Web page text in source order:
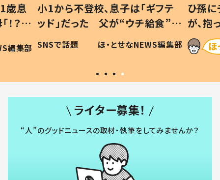
歳息
？」
編集部
小1から不登校、息子は「ギフテ
ッド」だった 父が“ウチ給食”を
作り続ける理由とは #令和の親
#令和の子
SNSで話題 ほ・とせなNEWS編集部
ひ孫
が、
「涙が
い」
ライター募集！
“人”のグッドニュースの取材・執筆をしてみませんか？